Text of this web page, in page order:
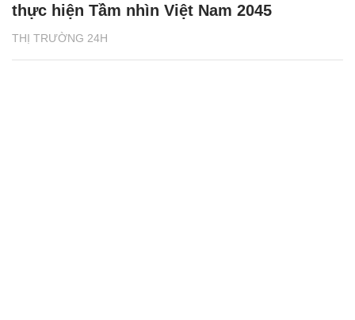
THỊ TRƯỜNG 24H
thực hiện Tầm nhìn Việt Nam 2045